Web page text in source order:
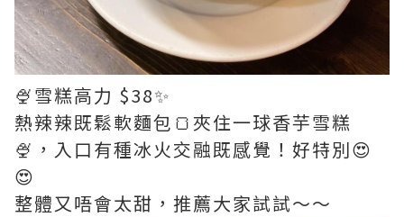
🍨雪糕高力 $38✨
熱辣辣既鬆軟麵包🍞夾住一球香芋雪糕
🍨，入口有種冰火交融既感覺！好特別😍
😍
整體又唔會太甜，推薦大家試試～～